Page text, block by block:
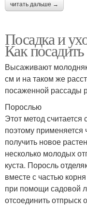
читать дальше →
Посадка и
Как посадить
Высаживают
см и на таком же
посаженной рассады
Порослью
Этот метод
поэтому применяется
получить новое
несколько молодых
куста. Поросль
вместе с частью
при помощи садовой
отсоединить отпрыск